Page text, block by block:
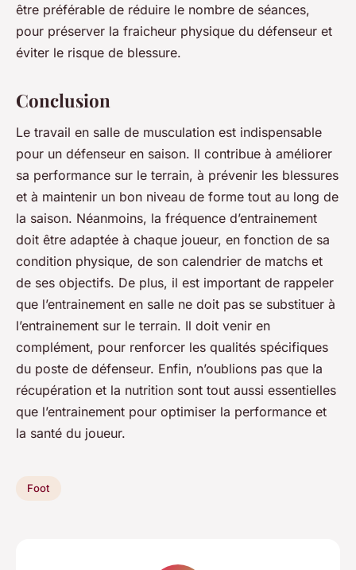
être préférable de réduire le nombre de séances,
pour préserver la fraicheur physique du défenseur et
éviter le risque de blessure.
Conclusion
Le travail en salle de musculation est indispensable
pour un défenseur en saison. Il contribue à améliorer
sa performance sur le terrain, à prévenir les blessures
et à maintenir un bon niveau de forme tout au long de
la saison. Néanmoins, la fréquence d’entrainement
doit être adaptée à chaque joueur, en fonction de sa
condition physique, de son calendrier de matchs et
de ses objectifs. De plus, il est important de rappeler
que l’entrainement en salle ne doit pas se substituer à
l’entrainement sur le terrain. Il doit venir en
complément, pour renforcer les qualités spécifiques
du poste de défenseur. Enfin, n’oublions pas que la
récupération et la nutrition sont tout aussi essentielles
que l’entrainement pour optimiser la performance et
la santé du joueur.
Foot